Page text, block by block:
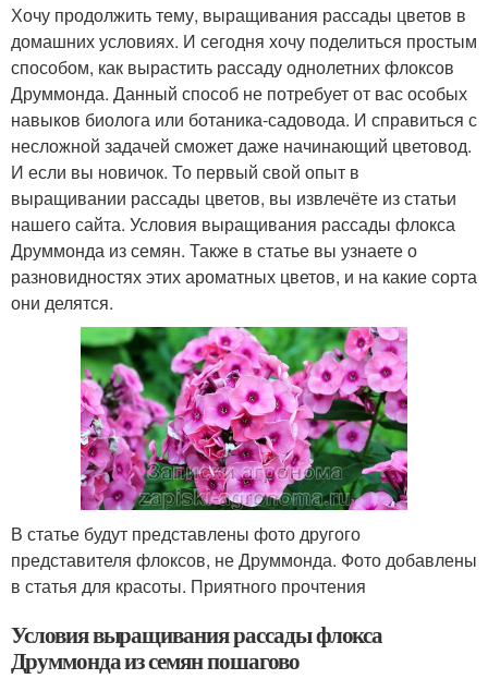
Хочу продолжить тему, выращивания рассады цветов в
домашних условиях. И сегодня хочу поделиться простым
способом, как вырастить рассаду однолетних флоксов
Друммонда. Данный способ не потребует от вас особых
навыков биолога или ботаника-садовода. И справиться с
несложной задачей сможет даже начинающий цветовод.
И если вы новичок. То первый свой опыт в
выращивании рассады цветов, вы извлечёте из статьи
нашего сайта. Условия выращивания рассады флокса
Друммонда из семян. Также в статье вы узнаете о
разновидностях этих ароматных цветов, и на какие сорта
они делятся.
В статье будут представлены фото другого
представителя флоксов, не Друммонда. Фото добавлены
в статья для красоты. Приятного прочтения
Условия выращивания рассады флокса
Друммонда из семян пошагово